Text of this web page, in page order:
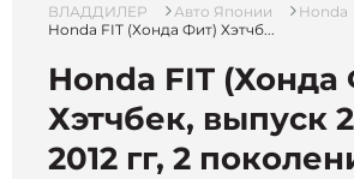
ВЛАДДИЛЕР Авто Японии Honda
Honda FIT (Хонда Фит) Хэтчб...
Honda FIT (Хонда
Хэтчбек, выпуск
2012 гг, 2